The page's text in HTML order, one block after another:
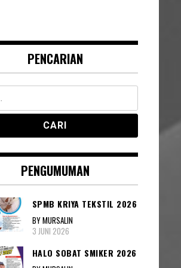
PENCARIAN
PENGUMUMAN
SPMB KRIYA TEKSTIL 2026
BY MURSALIN
3 JUNI 2026
HALO SOBAT SMIKER 2026